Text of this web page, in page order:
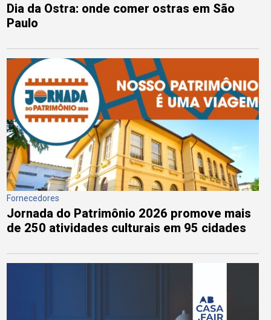
Dia da Ostra: onde comer ostras em São
Paulo
Fornecedores
Jornada do Patrimônio 2026 promove mais
de 250 atividades culturais em 95 cidades